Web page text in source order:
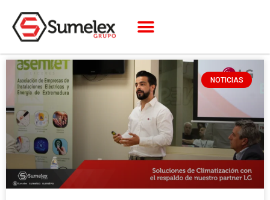
NOTICIAS